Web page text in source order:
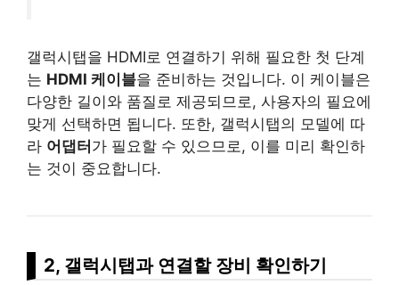
갤럭시탭을 HDMI로 연결하기 위해 필요한 첫 단계
는 HDMI 케이블을 준비하는 것입니다. 이 케이블은
다양한 길이와 품질로 제공되므로, 사용자의 필요에
맞게 선택하면 됩니다. 또한, 갤럭시탭의 모델에 따
라 어댑터 가 필요할 수 있으므로, 이를 미리 확인하
는 것이 중요합니다.
2, 갤럭시탭과 연결할 장비 확인하기